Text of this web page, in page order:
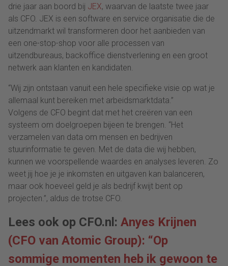
drie jaar aan boord bij JEX, waarvan de laatste twee jaar
als CFO. JEX is een software en service organisatie die de
uitzendmarkt wil transformeren door het aanbieden van
een one-stop-shop voor alle processen van
uitzendbureaus, backoffice dienstverlening en een groot
netwerk aan klanten en kandidaten.
“Wij zijn ontstaan vanuit een hele specifieke visie op wat je
allemaal kunt bereiken met arbeidsmarktdata.”
Volgens de CFO begint dat met het creëren van een
systeem om doelgroepen bijeen te brengen. “Het
verzamelen van data om mensen en bedrijven
stuurinformatie te geven. Met de data die wij hebben,
kunnen we voorspellende waardes en analyses leveren. Zo
weet jij hoe je je inkomsten en uitgaven kan balanceren,
maar ook hoeveel geld je als bedrijf kwijt bent op
projecten.”, aldus de trotse CFO.
Lees ook op CFO.nl: Anyes Krijnen
(CFO van Atomic Group): “Op
sommige momenten heb ik gewoon te